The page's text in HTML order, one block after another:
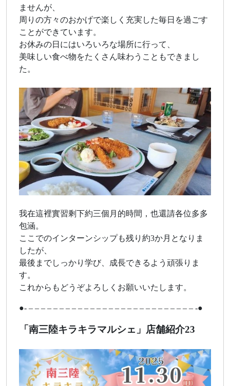
ませんが、
周りの方々のおかげで楽しく充実した毎日を過ごす
ことができています。
お休みの日にはいろいろな場所に行って、
美味しい食べ物をたくさん味わうこともできまし
た。
我在這裡實習剩下約三個月的時間，也還請各位多多
包涵。
ここでのインターンシップも残り約3か月となりま
したが、
最後までしっかり学び、成長できるよう頑張りま
す。
これからもどうぞよろしくお願いいたします。
●- – – – – – – – – – – – – – – – – – – – – – – – – – – – -●
「南三陸キラキラマルシェ」店舗紹介23